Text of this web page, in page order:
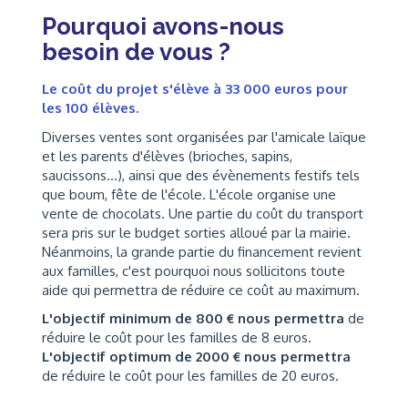
Pourquoi avons-nous
besoin de vous ?
Le coût du projet s'élève à 33 000 euros pour
les 100 élèves.
Diverses ventes sont organisées par l'amicale laïque
et les parents d'élèves (brioches, sapins,
saucissons...), ainsi que des évènements festifs tels
que boum, fête de l'école. L'école organise une
vente de chocolats. Une partie du coût du transport
sera pris sur le budget sorties alloué par la mairie.
Néanmoins, la grande partie du financement revient
aux familles, c'est pourquoi nous sollicitons toute
aide qui permettra de réduire ce coût au maximum.
L'objectif minimum de 800 € nous permettra de
réduire le coût pour les familles de 8 euros.
L'objectif optimum de 2000 € nous permettra
de réduire le coût pour les familles de 20 euros.